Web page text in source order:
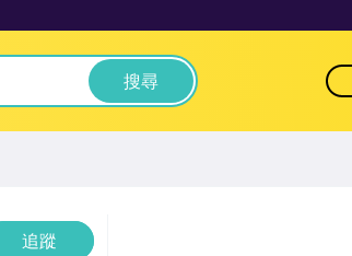
搜尋
追蹤